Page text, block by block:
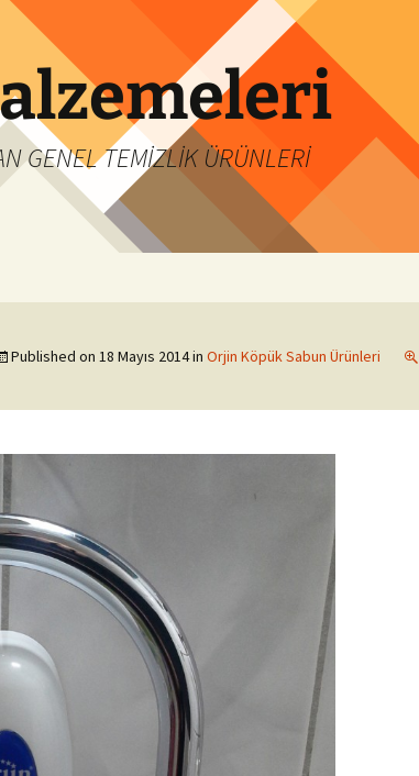
GENEL TEMİZLİK ÜRÜNLERİ
Published on 18 Mayıs 2014in Orjin Köpük Sabun Ürünleri